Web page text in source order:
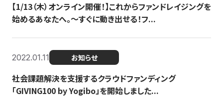
【1/13（木）オンライン開催！】これからファンドレイジングを
始めるあなたへ。〜すぐに動き出せる！フ...
2022.01.11 お知らせ
社会課題解決を支援するクラウドファンディング
「GIVING100 by Yogibo」を開始しました...